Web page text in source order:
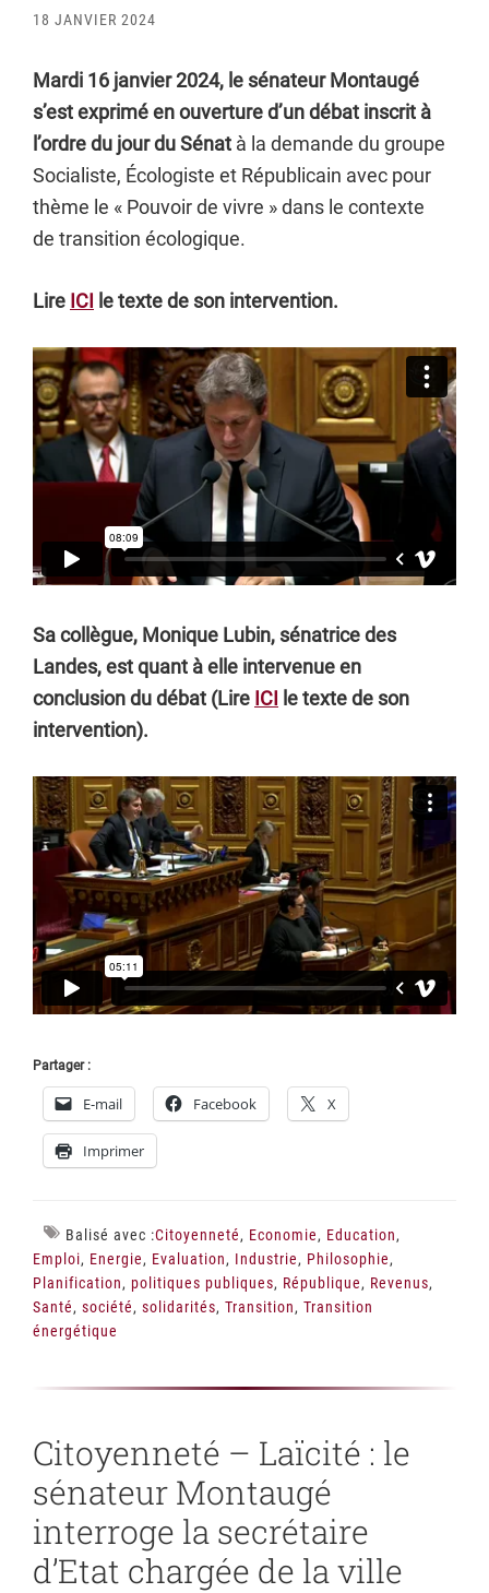
18 JANVIER 2024
Mardi 16 janvier 2024, le sénateur Montaugé
s’est exprimé en ouverture d’un débat inscrit à
l’ordre du jour du Sénat à la demande du groupe
Socialiste, Écologiste et Républicain avec pour
thème le « Pouvoir de vivre » dans le contexte
de transition écologique.
Lire ICI le texte de son intervention.
Sa collègue, Monique Lubin, sénatrice des
Landes, est quant à elle intervenue en
conclusion du débat (Lire ICI le texte de son
intervention).
Partager :
E-mail Facebook X
Imprimer
Balisé avec :Citoyenneté, Economie, Education,
Emploi, Energie, Evaluation, Industrie, Philosophie,
Planification, politiques publiques, République, Revenus,
Santé, société, solidarités, Transition, Transition
énergétique
Citoyenneté – Laïcité : le
sénateur Montaugé
interroge la secrétaire
d’Etat chargée de la ville